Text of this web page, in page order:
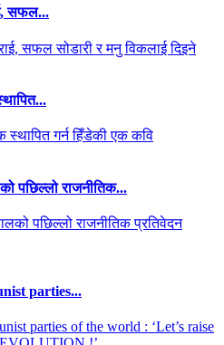
सफल...
पछिल्लो राजनीतिक...
parties...